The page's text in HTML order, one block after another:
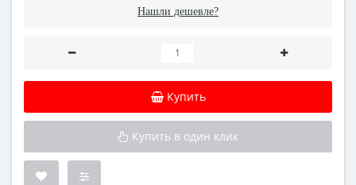
Нашли дешевле?
Купить
Купить в один клик